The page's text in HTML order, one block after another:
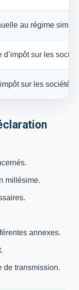
au régime
d’impôt sur les
sur les sociétés
millésime.
annexes.
de transmission.